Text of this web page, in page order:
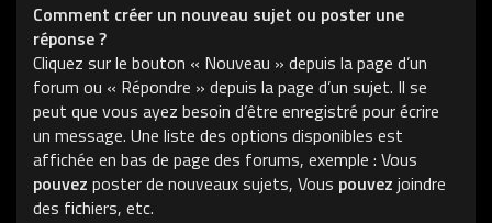
Comment créer un nouveau sujet ou poster une
réponse ?
Cliquez sur le bouton « Nouveau » depuis la page d’un
forum ou « Répondre » depuis la page d’un sujet. Il se
peut que vous ayez besoin d’être enregistré pour écrire
un message. Une liste des options disponibles est
affichée en bas de page des forums, exemple : Vous
pouvez poster de nouveaux sujets, Vous pouvez joindre
des fichiers, etc.